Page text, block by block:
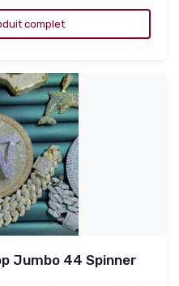
complet
Jumbo 44 Spinner